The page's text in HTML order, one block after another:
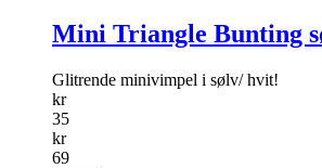
Mini Triangle Bunting
Glitrende minivimpel i sølv/ hvit!
kr
35
kr
69